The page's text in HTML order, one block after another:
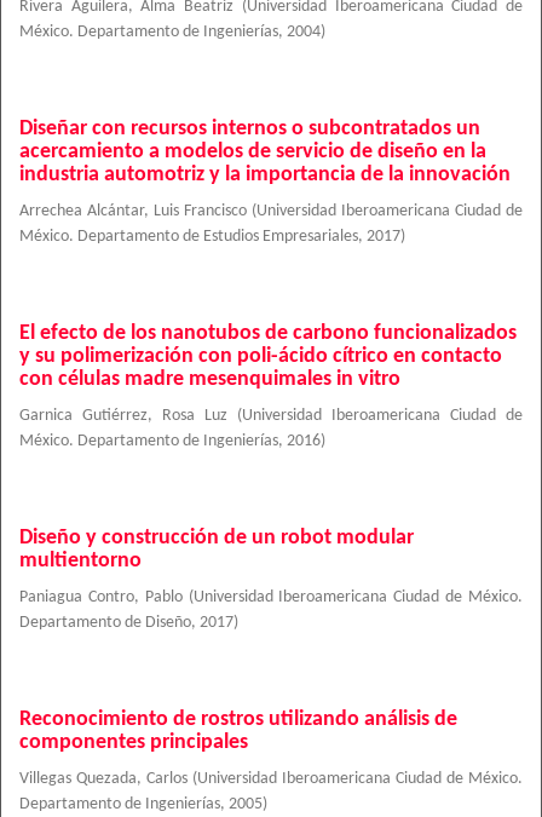
Rivera Aguilera, Alma Beatriz (Universidad Iberoamericana Ciudad de
México. Departamento de Ingenierías, 2004)
Diseñar con recursos internos o subcontratados un
acercamiento a modelos de servicio de diseño en la
industria automotriz y la importancia de la innovación
Arrechea Alcántar, Luis Francisco (Universidad Iberoamericana Ciudad de
México. Departamento de Estudios Empresariales, 2017)
El efecto de los nanotubos de carbono funcionalizados
y su polimerización con poli-ácido cítrico en contacto
con células madre mesenquimales in vitro
Garnica Gutiérrez, Rosa Luz (Universidad Iberoamericana Ciudad de
México. Departamento de Ingenierías, 2016)
Diseño y construcción de un robot modular
multientorno
Paniagua Contro, Pablo (Universidad Iberoamericana Ciudad de México.
Departamento de Diseño, 2017)
Reconocimiento de rostros utilizando análisis de
componentes principales
Villegas Quezada, Carlos (Universidad Iberoamericana Ciudad de México.
Departamento de Ingenierías, 2005)